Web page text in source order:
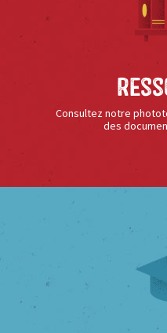
Consultez notre
des